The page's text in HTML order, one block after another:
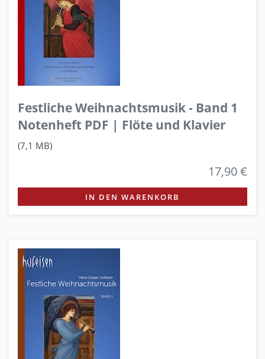
Festliche Weihnachtsmusik - Band 1
Notenheft PDF | Flöte und Klavier
(7,1 MB)
17,90 €
IN DEN WARENKORB